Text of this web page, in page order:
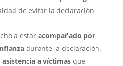
de evitar la declaración
a estar acompañado por
durante la declaración.
asistencia a víctimasque